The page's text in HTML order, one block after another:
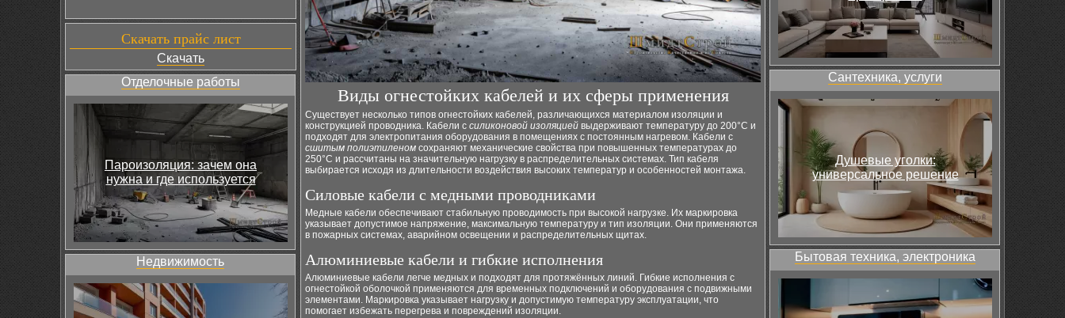
Скачать прайс лист
Скачать
Отделочные работы
Пароизоляция: зачем она
нужна и где используется
Недвижимость
Виды огнестойких кабелей и их сферы применения
Существует несколько типов огнестойких кабелей, различающихся материалом изоляции и
конструкцией проводника. Кабели с силиконовой изоляцией выдерживают температуру до 200°C и
подходят для электропитания оборудования в помещениях с постоянным нагревом. Кабели с
сшитым полиэтиленом сохраняют механические свойства при повышенных температурах до
250°C и рассчитаны на значительную нагрузку в распределительных системах. Тип кабеля
выбирается исходя из длительности воздействия высоких температур и особенностей монтажа.
Силовые кабели с медными проводниками
Медные кабели обеспечивают стабильную проводимость при высокой нагрузке. Их маркировка
указывает допустимое напряжение, максимальную температуру и тип изоляции. Они применяются
в пожарных системах, аварийном освещении и распределительных щитах.
Алюминиевые кабели и гибкие исполнения
Алюминиевые кабели легче медных и подходят для протяжённых линий. Гибкие исполнения с
огнестойкой оболочкой применяются для временных подключений и оборудования с подвижными
элементами. Маркировка указывает нагрузку и допустимую температуру эксплуатации, что
помогает избежать перегрева и повреждений изоляции.
Сантехника, услуги
Душевые уголки:
универсальное решение
Бытовая техника, электроника